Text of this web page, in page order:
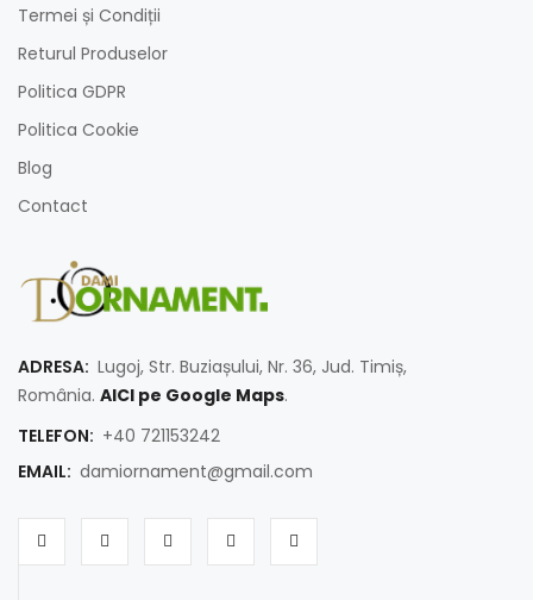
Termei și Condiții
Returul Produselor
Politica GDPR
Politica Cookie
Blog
Contact
ADRESA: Lugoj, Str. Buziașului, Nr. 36, Jud. Timiș,
România. AICI pe Google Maps.
TELEFON: +40 721153242
EMAIL: damiornament@gmail.com